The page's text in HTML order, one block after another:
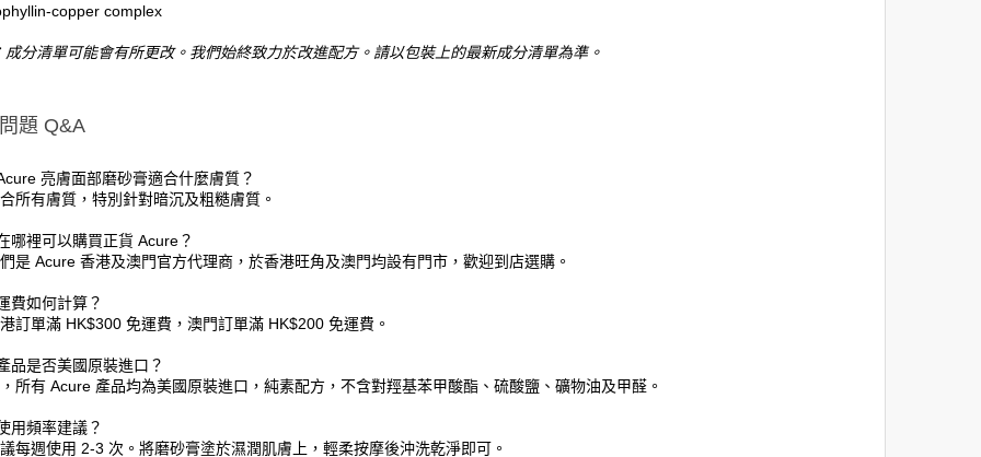
copper complex
成分清單可能會有所更改。我們始終致力於改進配方。請以包裝上的最新成分清單為準。
題 Q&A
亮膚面部磨砂膏適合什麼膚質？
所有膚質，特別針對暗沉及粗糙膚質。
哪裡可以購買正貨 Acure？
是 Acure 香港及澳門官方代理商，於香港旺角及澳門均設有門市，歡迎到店選購。
費如何計算？
訂單滿 HK$300 免運費，澳門訂單滿 HK$200 免運費。
品是否美國原裝進口？
所有 Acure 產品均為美國原裝進口，純素配方，不含對羥基苯甲酸酯、硫酸鹽、礦物油及甲醛。
用頻率建議？
每週使用 2-3 次。將磨砂膏塗於濕潤肌膚上，輕柔按摩後沖洗乾淨即可。